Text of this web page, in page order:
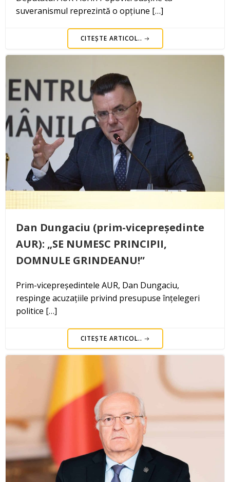
suveranismul reprezintă o opțiune […]
CITEȘTE ARTICOL..
Dan Dungaciu (prim-vicepreședinte
AUR): „SE NUMESC PRINCIPII,
DOMNULE GRINDEANU!”
Prim-vicepreședintele AUR, Dan Dungaciu,
respinge acuzațiile privind presupuse înțelegeri
politice […]
CITEȘTE ARTICOL..